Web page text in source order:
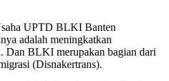
UPTD BLKI Banten
adalah meningkatkan
Dan BLKI merupakan bagian dari
(Disnakertrans).